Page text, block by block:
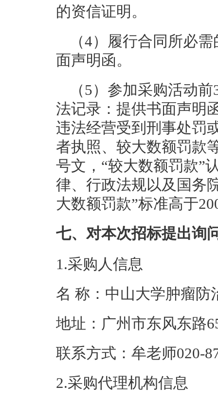
的资信证明。
（4）履行合同所必
面声明函。
（5）参加采购活动
法记录：提供书面声明
违法经营受到刑事处罚
者执照、较大数额罚款
号文，“较大数额罚款”
律、行政法规以及国务
大数额罚款”标准高于
七、对本次招标提出询
1.采购人信息
名 称：中山大学
地址：广州市
联系方式：牟老
2.采购代理机构信息